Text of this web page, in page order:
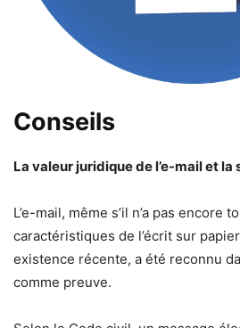
Conseils
La valeur juridique de l’e-mail et
L’e-mail, même s’il n’a pas encore
caractéristiques de l’écrit sur
existence récente, a été reconnu
comme preuve.